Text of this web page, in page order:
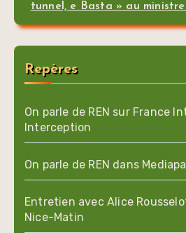
tunnel, e Basta » au
transports
Repères
On parle de REN sur France
Interception
On parle de REN dans
Entretien avec Alice
Nice-Matin